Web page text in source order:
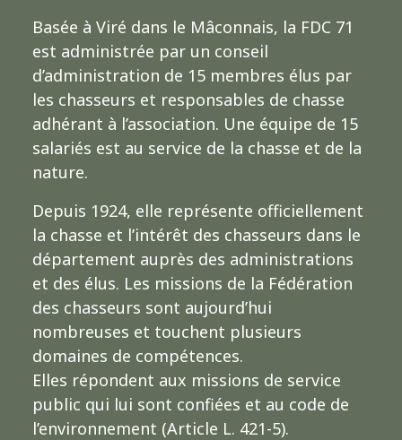
Basée à Viré dans le Mâconnais, la FDC 71
est administrée par un conseil
d’administration de 15 membres élus par
les chasseurs et responsables de chasse
adhérant à l’association. Une équipe de 15
salariés est au service de la chasse et de la
nature.
Depuis 1924, elle représente officiellement
la chasse et l’intérêt des chasseurs dans le
département auprès des administrations
et des élus. Les missions de la Fédération
des chasseurs sont aujourd’hui
nombreuses et touchent plusieurs
domaines de compétences.
Elles répondent aux missions de service
public qui lui sont confiées et au code de
l’environnement (Article L. 421-5).